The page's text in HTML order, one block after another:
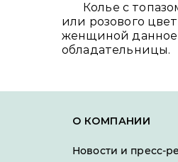
Колье с
или розового
женщиной данное
обладательницы.
О КОМПАНИИ
Новости и пресс-